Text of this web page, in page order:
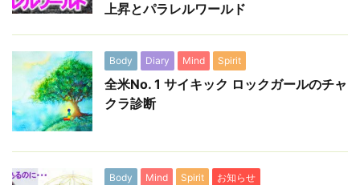
上昇とパラレルワールド
Body Diary Mind Spirit
全米No. 1 サイキック ロックガールのチャ
クラ診断
Body Mind Spirit
お知らせ